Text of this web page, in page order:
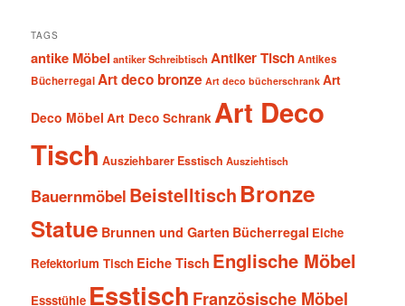
TAGS
antike Möbel antiker Schreibtisch Antiker TischAntikes
BücherregalArt deco bronze Art deco bücherschrank Art
Deco Möbel Art Deco Schrank Art Deco
Tisch Ausziehbarer Esstisch Ausziehtisch
Bauernmöbel Beistelltisch Bronze
Statue Brunnen und Garten Bücherregal Eiche
Refektorium Tisch Eiche Tisch Englische Möbel
Essstühle Esstisch Französische Möbel